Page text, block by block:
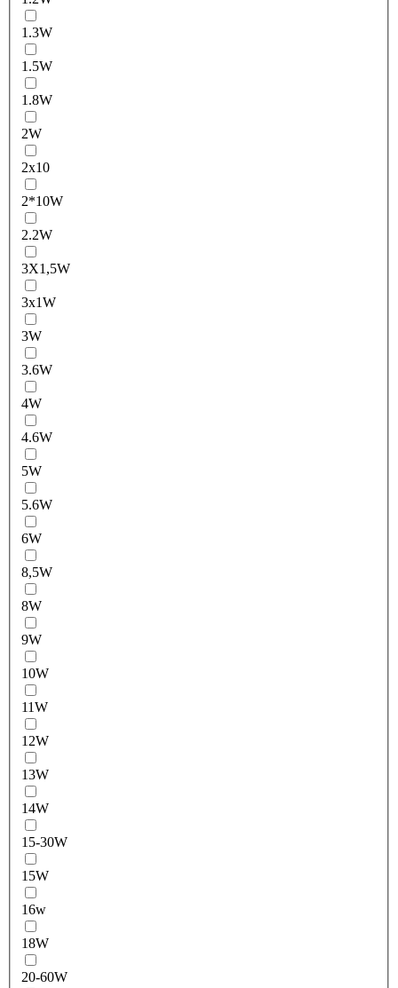
1.3W
1.5W
1.8W
2W
2x10
2*10W
2.2W
3X1,5W
3x1W
3W
3.6W
4W
4.6W
5W
5.6W
6W
8,5W
8W
9W
10W
11W
12W
13W
14W
15-30W
15W
16w
18W
20-60W